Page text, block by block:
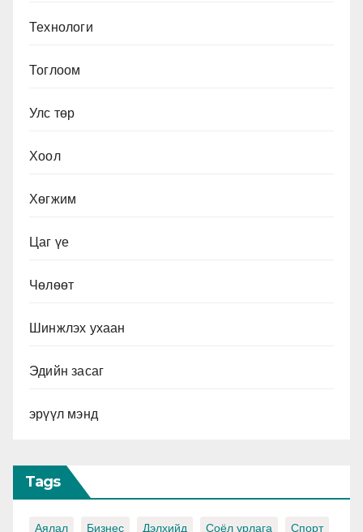
Технологи
Тоглоом
Улс төр
Хоол
Хөгжим
Цаг үе
Чөлөөт
Шинжлэх ухаан
Эдийн засаг
эрүүл мэнд
Tags
Аялал Бизнес Дэлхийд Соёл урлага Спорт